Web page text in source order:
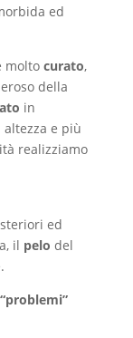
ed
molto curato,
della
in
e più
realizziamo
ed
il pelo del